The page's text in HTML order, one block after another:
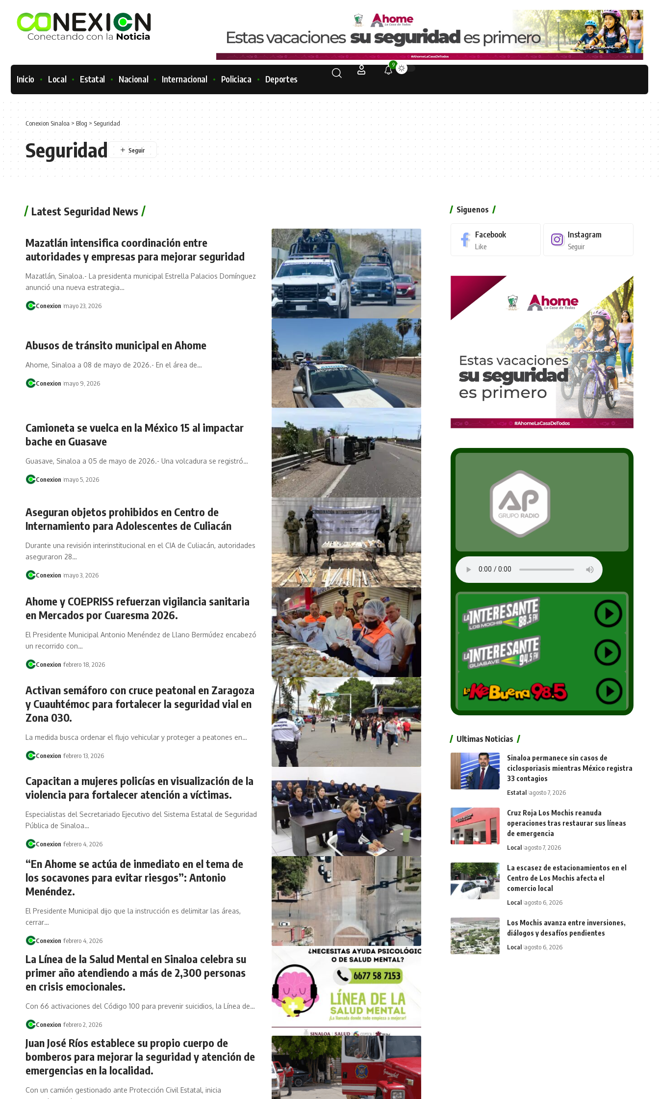
Inicio Local Estatal Nacional Internacional Policiaca Deportes
9
Conexion Sinaloa> Blog > Seguridad
Seguridad
Latest Seguridad News
Mazatlán intensifica coordinación entre
autoridades y empresas para mejorar seguridad
Mazatlán, Sinaloa.- La presidenta municipal Estrella Palacios Domínguez
anunció una nueva estrategia…
Conexion mayo 23, 2026
Abusos de tránsito municipal en Ahome
Ahome, Sinaloa a 08 de mayo de 2026.- En el área de…
Conexion mayo 9, 2026
Camioneta se vuelca en la México 15 al impactar
bache en Guasave
Guasave, Sinaloa a 05 de mayo de 2026.- Una volcadura se registró…
Conexion mayo 5, 2026
Aseguran objetos prohibidos en Centro de
Internamiento para Adolescentes de Culiacán
Durante una revisión interinstitucional en el CIA de Culiacán, autoridades
aseguraron 28…
Conexion mayo 3, 2026
Ahome y COEPRISS refuerzan vigilancia sanitaria
en Mercados por Cuaresma 2026.
El Presidente Municipal Antonio Menéndez de Llano Bermúdez encabezó
un recorrido con…
Conexion febrero 18, 2026
Activan semáforo con cruce peatonal en Zaragoza
y Cuauhtémoc para fortalecer la seguridad vial en
Zona 030.
La medida busca ordenar el flujo vehicular y proteger a peatones en…
Conexion febrero 13, 2026
Capacitan a mujeres policías en visualización de la
violencia para fortalecer atención a víctimas.
Especialistas del Secretariado Ejecutivo del Sistema Estatal de Seguridad
Pública de Sinaloa…
Conexion febrero 4, 2026
“En Ahome se actúa de inmediato en el tema de
los socavones para evitar riesgos”: Antonio
Menéndez.
El Presidente Municipal dijo que la instrucción es delimitar las áreas,
cerrar…
Conexion febrero 4, 2026
La Línea de la Salud Mental en Sinaloa celebra su
primer año atendiendo a más de 2,300 personas
en crisis emocionales.
Con 66 activaciones del Código 100 para prevenir suicidios, la Línea de…
Conexion febrero 2, 2026
Juan José Ríos establece su propio cuerpo de
bomberos para mejorar la seguridad y atención de
emergencias en la localidad.
Con un camión gestionado ante Protección Civil Estatal, inicia
Siguenos
Facebook
Like
Instagram
Seguir
Ultimas Noticias
Sinaloa permanece sin casos de
ciclosporiasis mientras México registra
33 contagios
Estatal agosto 7, 2026
Cruz Roja Los Mochis reanuda
operaciones tras restaurar sus líneas
de emergencia
Local agosto 7, 2026
La escasez de estacionamientos en el
Centro de Los Mochis afecta el
comercio local
Local agosto 6, 2026
Los Mochis avanza entre inversiones,
diálogos y desafíos pendientes
Local agosto 6, 2026